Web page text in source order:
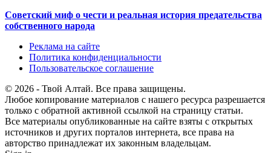
Советский миф о чести и реальная история предательства
собственного народа
Реклама на сайте
Политика конфиденциальности
Пользовательское соглашение
© 2026 - Твой Алтай. Все права защищены.
Любое копирование материалов с нашего ресурса разрешается
только с обратной активной ссылкой на страницу статьи.
Все материалы опубликованные на сайте взяты с открытых
источников и других порталов интернета, все права на
авторство принадлежат их законным владельцам.